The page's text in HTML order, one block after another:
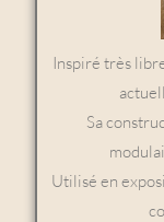
Inspiré très
Sa
Utilisé en